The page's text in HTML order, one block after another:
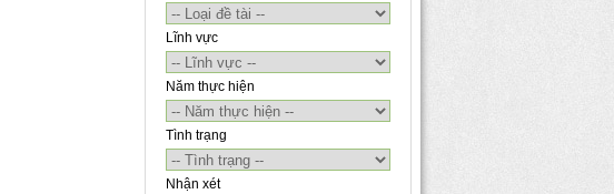
Lĩnh vực
Năm thực hiện
Tình trạng
Nhận xét